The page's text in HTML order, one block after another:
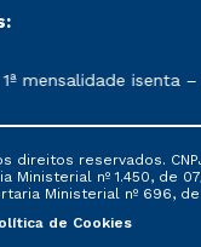
conforme
mensalidade isenta
direitos reservados.
nº 1.450, de 07/
Ministerial nº 696, de
de Cookies